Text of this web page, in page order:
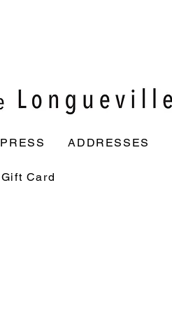
PRESS ADDRESSES
Gift Card